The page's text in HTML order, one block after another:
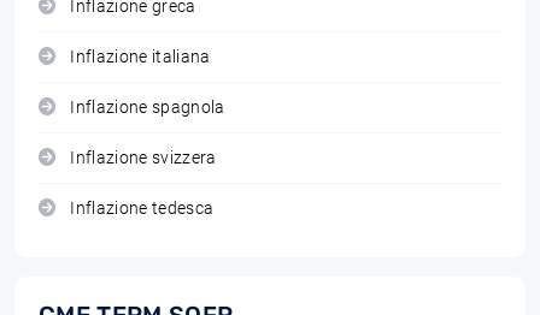
Inflazione greca
Inflazione italiana
Inflazione spagnola
Inflazione svizzera
Inflazione tedesca